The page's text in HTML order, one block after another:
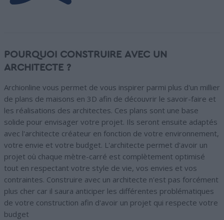
POURQUOI CONSTRUIRE AVEC UN
ARCHITECTE ?
Archionline vous permet de vous inspirer parmi plus d'un millier
de plans de maisons en 3D afin de découvrir le savoir-faire et
les réalisations des architectes. Ces plans sont une base
solide pour envisager votre projet. Ils seront ensuite adaptés
avec l'architecte créateur en fonction de votre environnement,
votre envie et votre budget. L'architecte permet d'avoir un
projet où chaque mètre-carré est complètement optimisé
tout en respectant votre style de vie, vos envies et vos
contraintes. Construire avec un architecte n'est pas forcément
plus cher car il saura anticiper les différentes problématiques
de votre construction afin d'avoir un projet qui respecte votre
budget